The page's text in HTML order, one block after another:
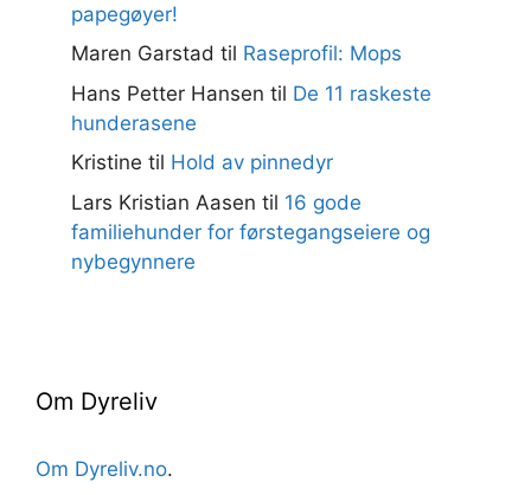
papegøyer!
Maren Garstad til Raseprofil: Mops
Hans Petter Hansen til De 11 raskeste
hunderasene
Kristine til Hold av pinnedyr
Lars Kristian Aasen til 16 gode
familiehunder for førstegangseiere og
nybegynnere
Om Dyreliv
Om Dyreliv.no.